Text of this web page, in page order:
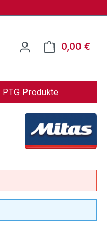
0,00 €
PTG Produkte